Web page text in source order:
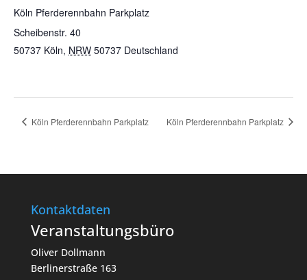
Köln Pferderennbahn Parkplatz
Scheibenstr. 40
50737 Köln, NRW 50737 Deutschland
Köln Pferderennbahn Parkplatz Köln Pferderennbahn Parkplatz
Kontaktdaten
Veranstaltungsbüro
Oliver Dollmann
Berlinerstraße 163